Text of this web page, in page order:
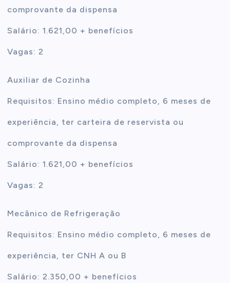
comprovante da dispensa
Salário: 1.621,00 + benefícios
Vagas: 2
Auxiliar de Cozinha
Requisitos: Ensino médio completo, 6 meses de
experiência, ter carteira de reservista ou
comprovante da dispensa
Salário: 1.621,00 + benefícios
Vagas: 2
Mecânico de Refrigeração
Requisitos: Ensino médio completo, 6 meses de
experiência, ter CNH A ou B
Salário: 2.350,00 + benefícios